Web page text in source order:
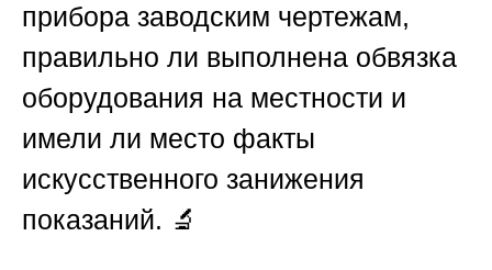
прибора заводским чертежам,
правильно ли выполнена обвязка
оборудования на местности и
имели ли место факты
искусственного занижения
показаний. 🔬